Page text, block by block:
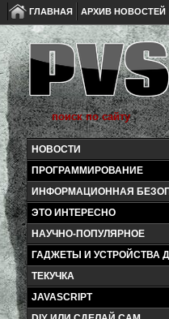
ГЛАВНАЯ АРХИВ НОВОСТЕЙ
НОВОСТИ
ПРОГРАММИРОВАНИЕ
ИНФОРМАЦИОННАЯ
ЭТО ИНТЕРЕСНО
НАУЧНО-ПОПУЛЯРНОЕ
ГАДЖЕТЫ И УСТРОЙСТВА
ТЕКУЧКА
JAVASCRIPT